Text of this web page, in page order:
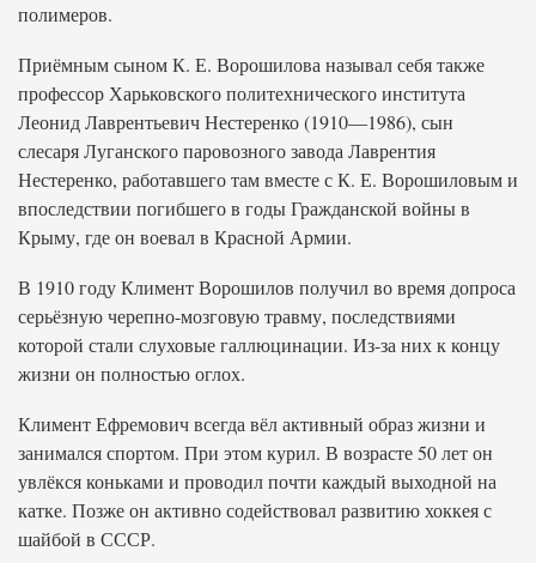
полимеров.
Приёмным сыном К. Е. Ворошилова называл себя также
профессор Харьковского политехнического института
Леонид Лаврентьевич Нестеренко (1910—1986), сын
слесаря Луганского паровозного завода Лаврентия
Нестеренко, работавшего там вместе с К. Е. Ворошиловым и
впоследствии погибшего в годы Гражданской войны в
Крыму, где он воевал в Красной Армии.
В 1910 году Климент Ворошилов получил во время допроса
серьёзную черепно-мозговую травму, последствиями
которой стали слуховые галлюцинации. Из-за них к концу
жизни он полностью оглох.
Климент Ефремович всегда вёл активный образ жизни и
занимался спортом. При этом курил. В возрасте 50 лет он
увлёкся коньками и проводил почти каждый выходной на
катке. Позже он активно содействовал развитию хоккея с
шайбой в СССР.